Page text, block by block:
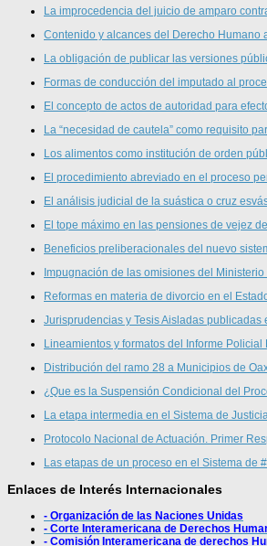
La improcedencia del juicio de amparo
Contenido y alcances del Derecho Humano
La obligación de publicar las versiones
Formas de conducción del imputado al
El concepto de actos de autoridad para
La “necesidad de cautela” como requisito
Los alimentos como institución de orden
El procedimiento abreviado en el proceso
El análisis judicial de la suástica o cruz
El tope máximo en las pensiones de vejez
Beneficios preliberacionales del nuevo
Impugnación de las omisiones del
Reformas en materia de divorcio en el
Jurisprudencias y Tesis Aisladas publicadas
Lineamientos y formatos del Informe Policial
Distribución del ramo 28 a Municipios de
¿Que es la Suspensión Condicional del
La etapa intermedia en el Sistema de
Protocolo Nacional de Actuación. Primer
Las etapas de un proceso en el Sistema de
Enlaces de Interés Internacionales
- Organización de las Naciones Unidas
- Corte Interamericana de Derechos
- Comisión Interamericana de derechos